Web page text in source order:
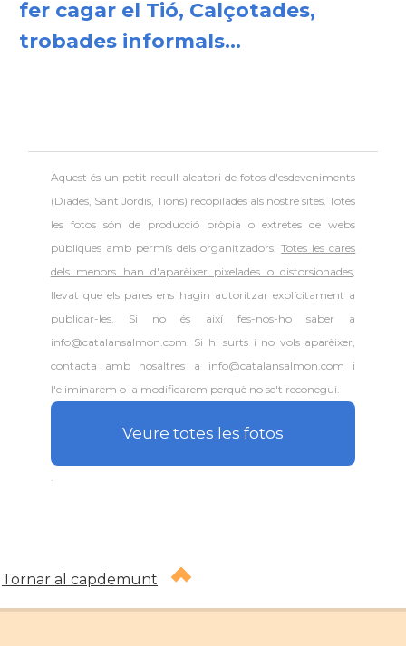
fer cagar el Tió, Calçotades,
trobades informals...
Aquest és un petit recull aleatori defotos d'esdeveniments
(Diades, Sant Jordis, Tions) recopilades als nostre sites. Totes
les fotos són de producció pròpia o extretes de webs
públiques amb permís dels organitzadors.Totes les cares
dels menors han d'aparèixer pixelades o distorsionades,
llevat que els pares ens hagin autoritzar explícitament a
publicar-les. Si no és així fes-nos-ho saber a
info@catalansalmon.com. Si hi surts i no vols aparèixer,
contacta amb nosaltres a info@catalansalmon.com i
l'eliminarem o la modificarem perquè no se't reconegui.
Veure totes les fotos
Tornar al capdemunt